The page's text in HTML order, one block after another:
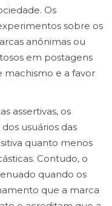
Os
sobre os
anônimas ou
em postagens
machismo e a favor
assertivas, os
usuários das
quanto menos
Contudo, o
quando os
que a marca